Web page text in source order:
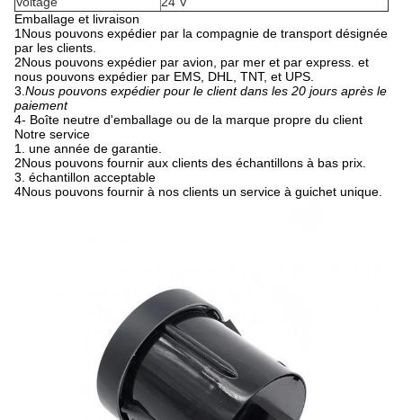
Emballage et livraison
1Nous pouvons expédier par la compagnie de transport désignée
par les clients.
2Nous pouvons expédier par avion, par mer et par express. et
nous pouvons expédier par EMS, DHL, TNT, et UPS.
3. Nous pouvons expédier pour le client dans les 20 jours après le
paiement
4- Boîte neutre d'emballage ou de la marque propre du client
Notre service
1. une année de garantie.
2Nous pouvons fournir aux clients des échantillons à bas prix.
3. échantillon acceptable
4Nous pouvons fournir à nos clients un service à guichet unique.